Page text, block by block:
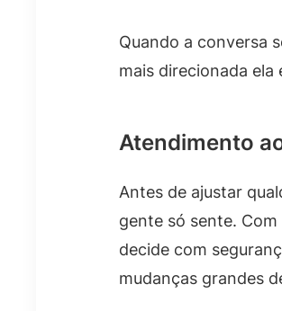
Quando a conversa
mais direcionada ela
Atendimento
Antes de ajustar
gente só sente.
decide com
mudanças grandes